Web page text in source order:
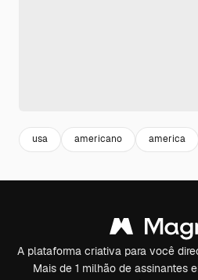
usa americano america
A plataforma criativa para você
Mais de 1 milhão de assinantes